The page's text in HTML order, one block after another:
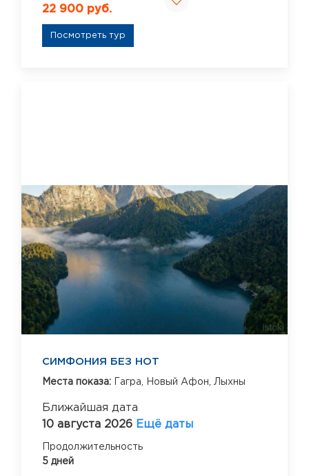
22 900 руб.
Посмотреть тур
СИМФОНИЯ БЕЗ НОТ
Места показа: Гагра, Новый Афон, Лыхны
Ближайшая дата
10 августа 2026 Ещё даты
Продолжительность
5 дней